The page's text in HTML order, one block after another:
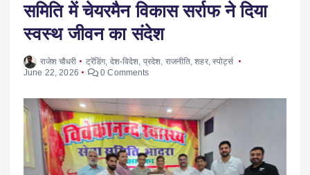
समिति में चेयरमैन विकास सर्राफ ने दिया
स्वस्थ जीवन का संदेश
राजेश चौधरी ट्रेंडिंग, देश-विदेश प्रदेश राजनीति ,शहर,स्पोर्ट्स
June 22, 2026
0 Comments